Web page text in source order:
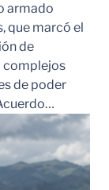
armado
que marcó el
de
complejos
de poder